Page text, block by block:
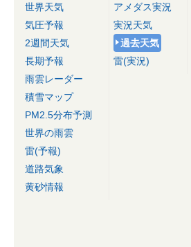
世界天気
気圧予報
2週間天気
長期予報
雨雲レーダー
積雪マップ
PM2.5分布予測
世界の雨雲
雷(予報)
道路気象
黄砂情報
アメダス実況
実況天気
過去天気
雷(実況)